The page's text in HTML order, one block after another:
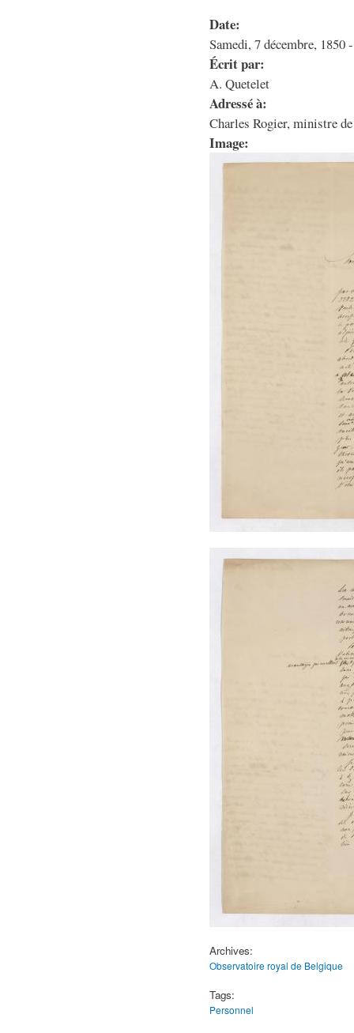
Date:
Samedi, 7 décembre, 1850
Écrit par:
A. Quetelet
Adressé à:
Charles Rogier, ministre
Image:
Archives:
Observatoire royal de Belgique
Tags:
Personnel